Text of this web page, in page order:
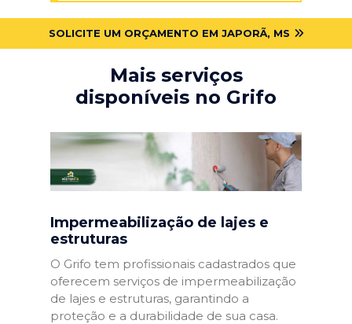
SOLICITE UM ORÇAMENTO EM JAPORÃ, MS
Mais serviços
disponíveis no Grifo
Impermeabilização de lajes e
estruturas
O Grifo tem profissionais cadastrados que
oferecem serviços de impermeabilização
de lajes e estruturas, garantindo a
proteção e a durabilidade de sua casa.